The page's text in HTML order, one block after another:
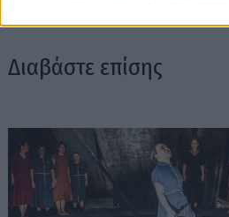
Διαβάστε επίσης